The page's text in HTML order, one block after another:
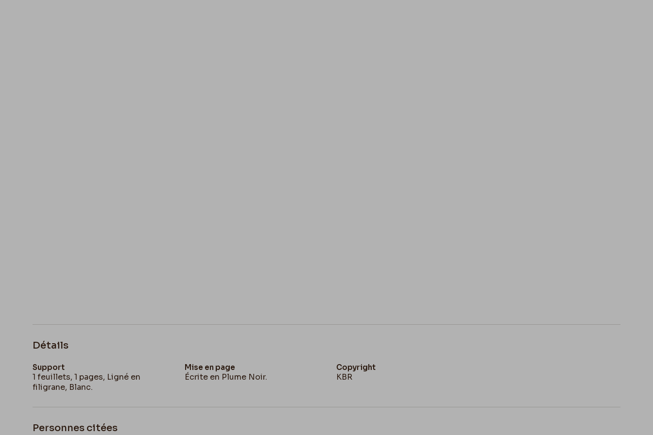
Détails
Support
1 feuillets, 1 pages, Ligné en
filigrane, Blanc.
Mise en page
Écrite en Plume Noir.
Copyright
KBR
Personnes citées